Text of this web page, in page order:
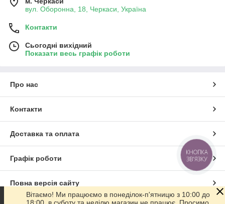
вул. Оборонна, 18, Черкаси, Україна
Контакти
Сьогодні вихідний
Показати весь графік роботи
Про нас
Контакти
Доставка та оплата
Графік роботи
Повна версія сайту
Вітаємо! Ми працюємо в понеділок-п'ятницю з 10:00 до
КНОПКА
ЗВ'ЯЗКУ